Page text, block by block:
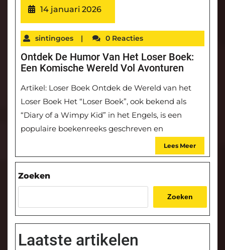
14 januari 2026
sintingoes | 0 Reacties
Ontdek De Humor Van Het Loser Boek:
Een Komische Wereld Vol Avonturen
Artikel: Loser Boek Ontdek de Wereld van het
Loser Boek Het “Loser Boek”, ook bekend als
“Diary of a Wimpy Kid” in het Engels, is een
populaire boekenreeks geschreven en
Lees Meer
Zoeken
Zoeken
Laatste artikelen